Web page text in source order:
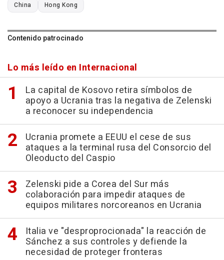
China Hong Kong
Contenido patrocinado
Lo más leído en Internacional
La capital de Kosovo retira símbolos de
apoyo a Ucrania tras la negativa de Zelenski
a reconocer su independencia
Ucrania promete a EEUU el cese de sus
ataques a la terminal rusa del Consorcio del
Oleoducto del Caspio
Zelenski pide a Corea del Sur más
colaboración para impedir ataques de
equipos militares norcoreanos en Ucrania
Italia ve "desproprocionada" la reacción de
Sánchez a sus controles y defiende la
necesidad de proteger fronteras